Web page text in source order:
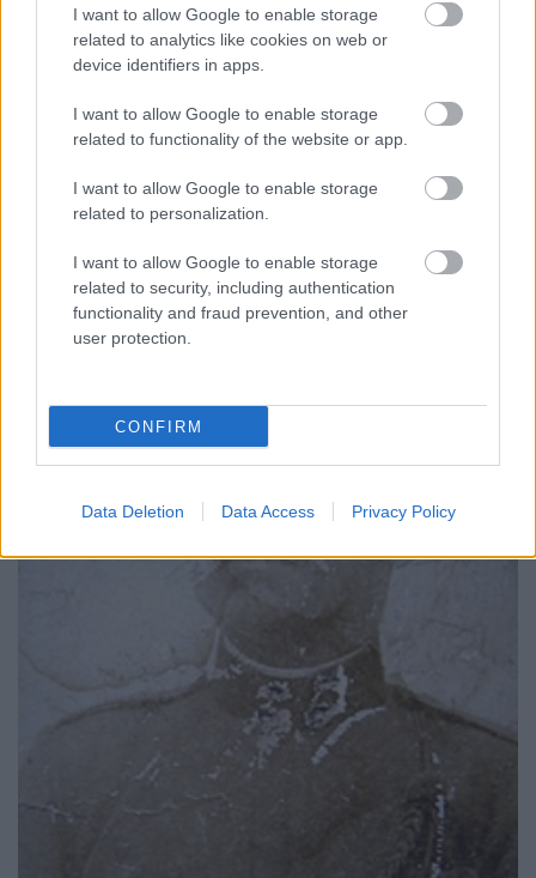
I want to allow Google to enable storage
related to analytics like cookies on web or
device identifiers in apps.
I want to allow Google to enable storage
related to functionality of the website or app.
I want to allow Google to enable storage
related to personalization.
I want to allow Google to enable storage
related to security, including authentication
functionality and fraud prevention, and other
user protection.
CONFIRM
Data Deletion Data Access Privacy Policy
anyagát és Kovács György egyenesági
leszármazottjaként a napló felhasználási jogát. A
napló jelenlegi jelzete: Magyar Nemzeti Levéltár
Somogy Megyei Levéltára XV.26. Szigetvári Zrínyi
Miklós Múzeum gyűjteménye. Kovács György
harctéri naplója (1914–1918).
Következzen az 1875-ben a Somogy megyei
Kastélyosdombón született, majd hamarosan
árvaságra jutott Kovács György naplója, aki a
magyar királyi pécsi 19. majd a budapesti 30.
honvéd gyalogezred katonájaként szolgálta végig a
világháborút.